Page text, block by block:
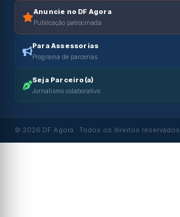
Anuncie no DF Agora
Publicação patrocinada
Para Assessorias
Programa de parcerias
Seja Parceiro(a)
Jornalismo colaborativo
© 2026 DF Agora · Todos os direitos reservados